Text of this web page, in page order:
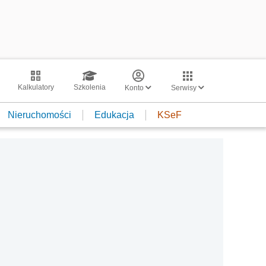
Kalkulatory Szkolenia Konto Serwisy
Nieruchomości Edukacja KSeF